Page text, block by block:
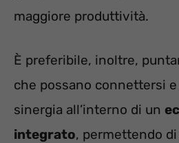
maggiore produttività.
È preferibile, inoltre,
che possano connettersi
sinergia all’interno di un
integrato, permettendo